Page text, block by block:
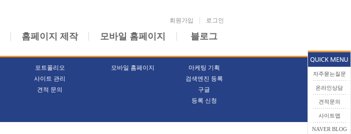
회원가입 로그인
홈페이지 제작 모바일 홈페이지 블로그
포트폴리오
사이트 관리
견적 문의
모바일 홈페이지
마케팅 기획
검색엔진 등록
구글
등록 신청
자주묻는질문
온라인상담
견적문의
사이트맵
NAVER BLOG